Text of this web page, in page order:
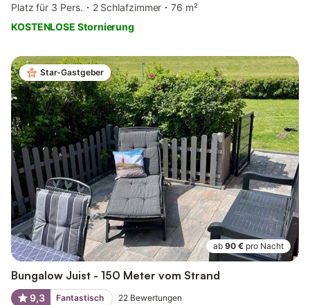
Platz für 3 Pers.
2 Schlafzimmer
76 m²
KOSTENLOSE Stornierung
Star-Gastgeber
ab 90 € pro Nacht
Bungalow Juist - 150 Meter vom Strand
9,3 Fantastisch 22 Bewertungen